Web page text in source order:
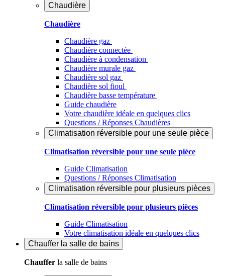
Chaudière
Chaudière
Chaudière gaz
Chaudière connectée
Chaudière à condensation
Chaudière murale gaz
Chaudière sol gaz
Chaudière sol fioul
Chaudière basse température
Guide chaudière
Votre chaudière idéale en quelques clics
Questions / Réponses Chaudières
Climatisation réversible pour une seule pièce
Climatisation réversible pour une seule pièce
Guide Climatisation
Questions / Réponses Climatisation
Climatisation réversible pour plusieurs pièces
Climatisation réversible pour plusieurs pièces
Guide Climatisation
Votre climatisation idéale en quelques clics
Chauffer la salle de bains
Chauffer la salle de bains